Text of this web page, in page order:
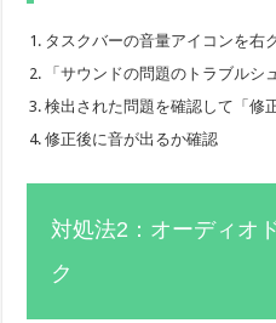
タスクバーの音量アイコンを右
「サウンドの問題のトラブルシ
検出された問題を確認して「修
修正後に音が出るか確認
対処法2：オーディオ
ク